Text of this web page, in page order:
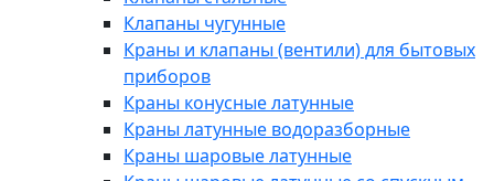
Клапаны чугунные
Краны и клапаны (вентили) для бытовых
приборов
Краны конусные латунные
Краны латунные водоразборные
Краны шаровые латунные